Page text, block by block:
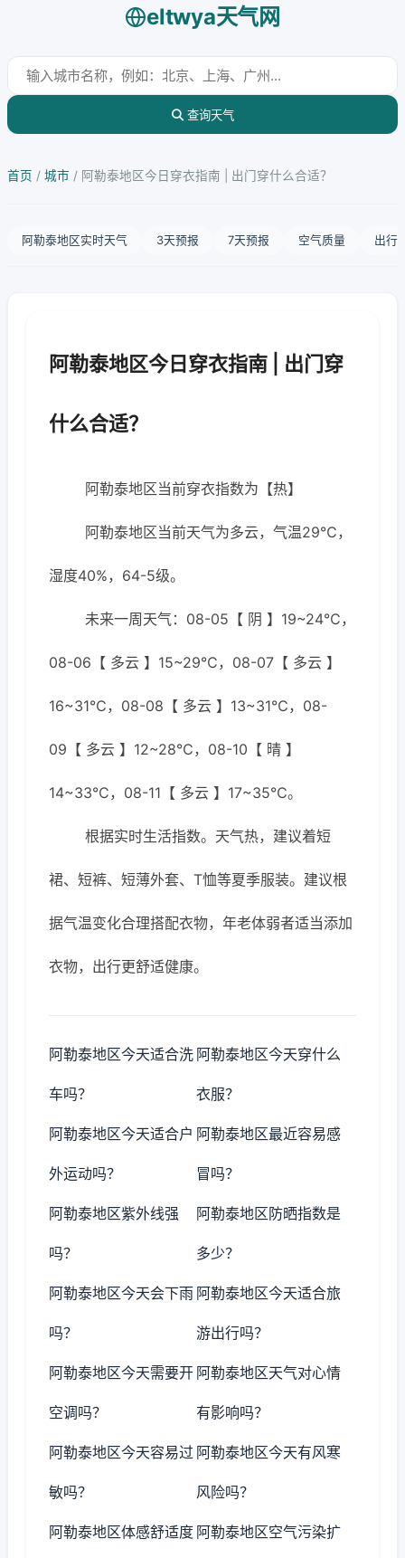
eltwya天气网
查询天气
首页 / 城市 / 阿勒泰地区今日穿衣指南 | 出门穿什么合适？
阿勒泰地区实时天气 3天预报 7天预报 空气质量 出行
阿勒泰地区今日穿衣指南 | 出门穿
什么合适？
阿勒泰地区当前穿衣指数为【热】
阿勒泰地区当前天气为多云，气温29℃，
湿度40%，64-5级。
未来一周天气：08-05【 阴 】19~24℃，
08-06【 多云 】15~29℃，08-07【 多云 】
16~31℃，08-08【 多云 】13~31℃，08-
09【 多云 】12~28℃，08-10【 晴 】
14~33℃，08-11【 多云 】17~35℃。
根据实时生活指数。天气热，建议着短
裙、短裤、短薄外套、T恤等夏季服装。建议根
据气温变化合理搭配衣物，年老体弱者适当添加
衣物，出行更舒适健康。
阿勒泰地区今天适合洗
车吗？
阿勒泰地区今天穿什么
衣服？
阿勒泰地区今天适合户
外运动吗？
阿勒泰地区最近容易感
冒吗？
阿勒泰地区紫外线强
吗？
阿勒泰地区防晒指数是
多少？
阿勒泰地区今天会下雨
吗？
阿勒泰地区今天适合旅
游出行吗？
阿勒泰地区今天需要开
空调吗？
阿勒泰地区天气对心情
有影响吗？
阿勒泰地区今天容易过
敏吗？
阿勒泰地区今天有风寒
风险吗？
阿勒泰地区体感舒适度 阿勒泰地区空气污染扩